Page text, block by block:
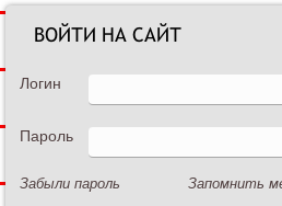
Сеялки зерновые
Сеялки пропашные
Культиваторы междурядные
ВОЙТИ НА САЙТ
Логин
Пароль
Забыли пароль Запомнить